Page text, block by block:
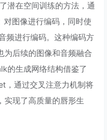
潜在空间训练的方法，通
对图像进行编码，同时使
频进行编码。这种编码方
为后续的图像和音频融合
的生成网络结构借鉴了
，通过交叉注意力机制将
实现了高质量的唇形生